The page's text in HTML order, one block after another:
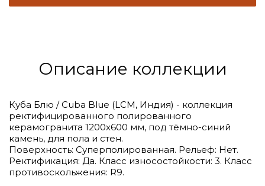
Описание коллекции
Куба Блю / Cuba Blue (LCM, Индия) - коллекция
ректифицированного полированного
керамогранита 1200х600 мм, под тёмно-синий
камень, для пола и стен.
Поверхность: Суперполированная. Рельеф: Нет.
Ректификация: Да. Класс износостойкости: 3. Класс
противоскольжения: R9.